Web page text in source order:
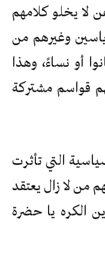
لا يخلو كلامهم
وغيرهم من
أو نساءً، وهذا
قواسم مشتركة
التي تأثرت
من لا زال يعتقد
الكره يا حضرة